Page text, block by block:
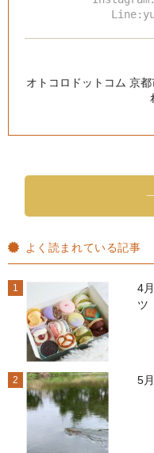
オトコロドットコム 京
よく読まれている記事
1
4
ツ
2 5